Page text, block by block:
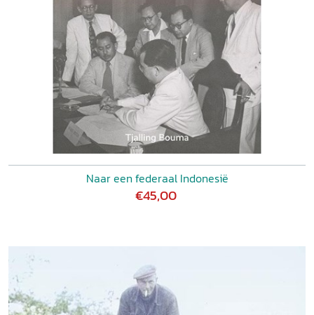
Naar een federaal Indonesië
€45,00